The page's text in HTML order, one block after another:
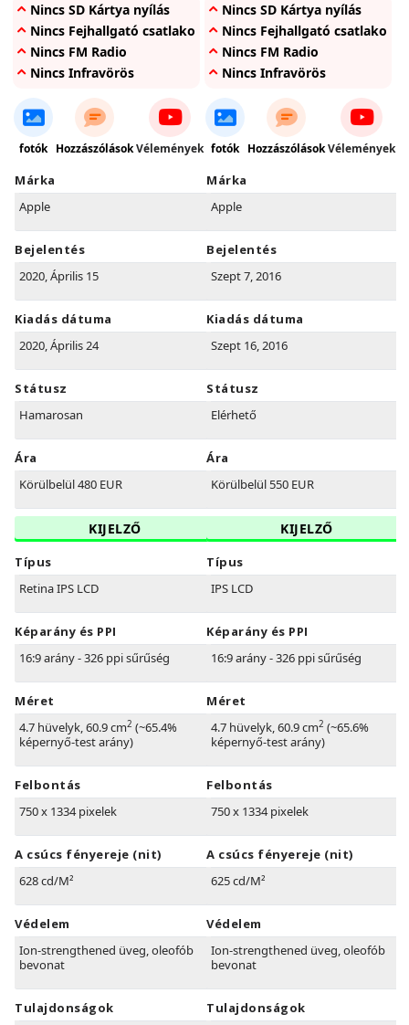
Nincs SD Kártya nyílás
Nincs Fejhallgató csatlakozó
Nincs FM Radio
Nincs Infravörös
fotók HozzászólásokVélemények
Márka
Apple
Bejelentés
2020, Április 15
Kiadás dátuma
2020, Április 24
Státusz
Hamarosan
Ára
Körülbelül 480 EUR
KIJELZŐ
Típus
Retina IPS LCD
Képarány és PPI
16:9 arány - 326 ppi sűrűség
Méret
4.7 hüvelyk, 60.9 cm2 (~65.4%
képernyő-test arány)
Felbontás
750 x 1334 pixelek
A csúcs fényereje (nit)
628 cd/M²
Védelem
Ion-strengthened üveg, oleofób
bevonat
Tulajdonságok
Nincs SD Kártya nyílás
Nincs Fejhallgató csatlakozó
Nincs FM Radio
Nincs Infravörös
fotók HozzászólásokVélemények
Márka
Apple
Bejelentés
Szept 7, 2016
Kiadás dátuma
Szept 16, 2016
Státusz
Elérhető
Ára
Körülbelül 550 EUR
KIJELZŐ
Típus
IPS LCD
Képarány és PPI
16:9 arány - 326 ppi sűrűség
Méret
4.7 hüvelyk, 60.9 cm2 (~65.6%
képernyő-test arány)
Felbontás
750 x 1334 pixelek
A csúcs fényereje (nit)
625 cd/M²
Védelem
Ion-strengthened üveg, oleofób
bevonat
Tulajdonságok